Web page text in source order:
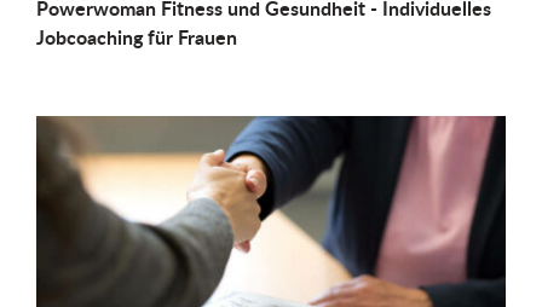
Powerwoman Fitness und Gesund­heit - Individu­elles
Job­coaching für Frauen